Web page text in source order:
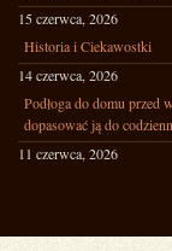
15 czerwca, 2026
Historia i Ciekawostki
14 czerwca, 2026
Podłoga do domu przed
dopasować ją do
11 czerwca, 2026